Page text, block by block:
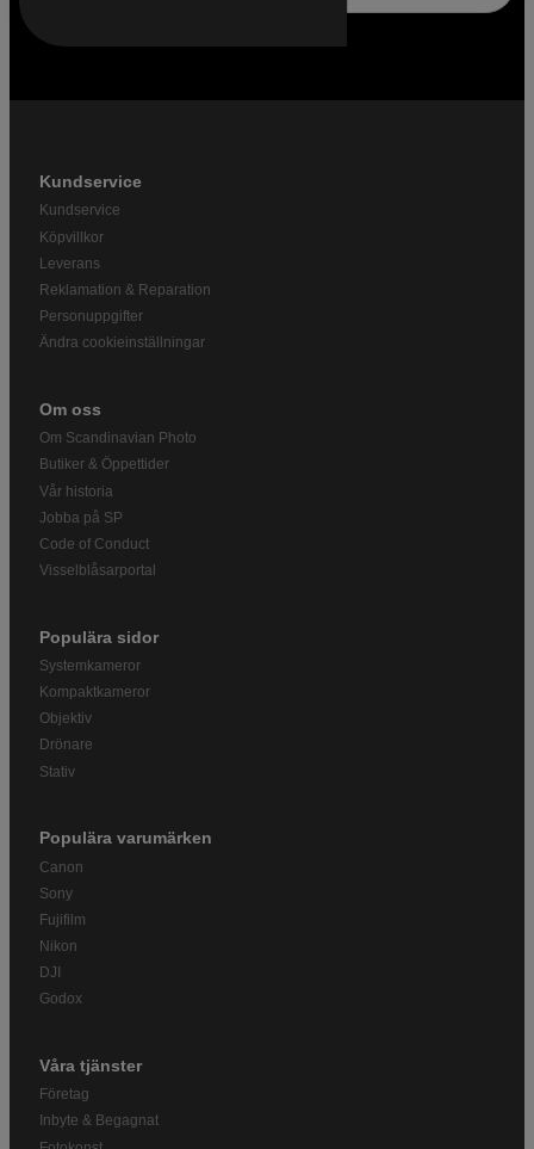
Kundservice
Kundservice
Köpvillkor
Leverans
Reklamation & Reparation
Personuppgifter
Ändra cookieinställningar
Om oss
Om Scandinavian Photo
Butiker & Öppettider
Vår historia
Jobba på SP
Code of Conduct
Visselblåsarportal
Populära sidor
Systemkameror
Kompaktkameror
Objektiv
Drönare
Stativ
Populära varumärken
Canon
Sony
Fujifilm
Nikon
DJI
Godox
Våra tjänster
Företag
Inbyte & Begagnat